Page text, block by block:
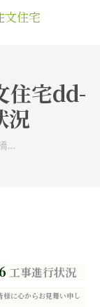
住宅dd-
況
…
工事進行状況
様に心からお見舞い申し